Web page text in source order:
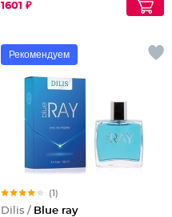
1601 ₽
Рекомендуем
(1)
Dilis / Blue ray